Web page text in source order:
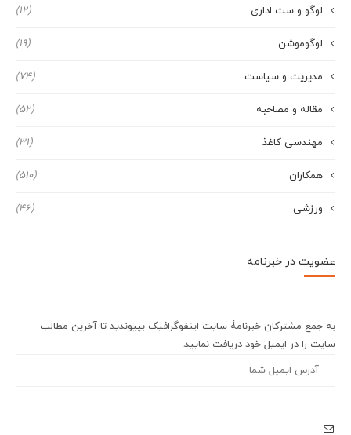
لوگو و ست اداری (12)
لوگوموشن (19)
مدیریت و سیاست (74)
مقاله و مصاحبه (52)
مهندسی کاغذ (31)
همکاران (510)
ورزشی (46)
عضویت در خبرنامه
به جمع مشترکان خبرنامۀ سایت اینفوگرافیک بپیوندید تا آخرین مطالب
سایت را در ایمیل خود دریافت نمایید.